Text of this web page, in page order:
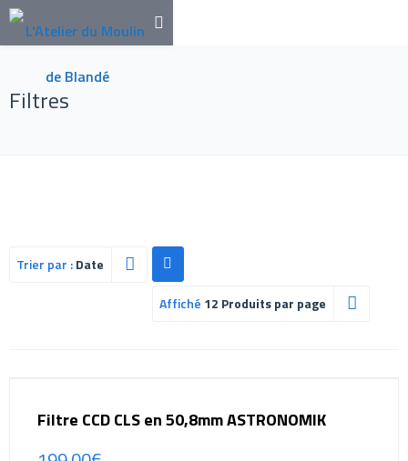
Filtres
Trier par :Date
Affiché 12 Produits par page
Filtre CCD CLS en 50,8mm ASTRONOMIK